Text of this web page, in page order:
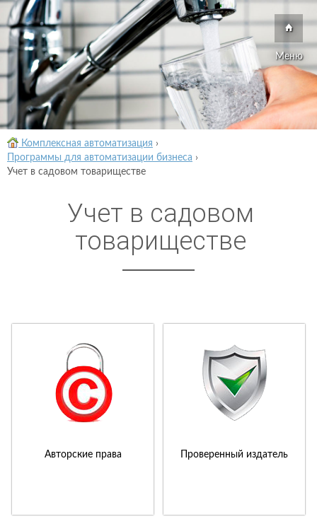
Меню
Комплексная автоматизация ›
Программы для автоматизации бизнеса ›
Учет в садовом товариществе
Учет в садовом
товариществе
Авторские права Проверенный издатель